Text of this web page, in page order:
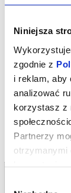
Niniejsza
zgodnie z
i reklam, aby
analizować
korzystasz z
Partnerzy
otrzymanymi
Teatru Nowego
kluczowych
kultury. Zajęcia
scenarzysta i
*******
Bezpieczne
wydarzenia,
potwierdzony
podczas zakupu.